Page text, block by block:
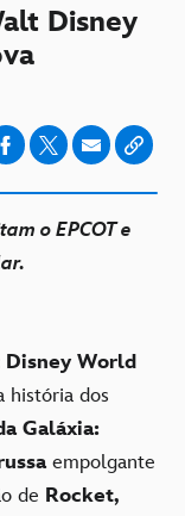
Disney
o EPCOT e
Disney World
história dos
Galáxia:
empolgante
de Rocket,